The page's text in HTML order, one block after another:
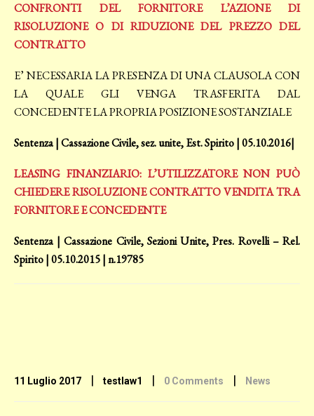
CONFRONTI DEL FORNITORE L’AZIONE DI
RISOLUZIONE O DI RIDUZIONE DEL PREZZO DEL
CONTRATTO
E’ NECESSARIA LA PRESENZA DI UNA CLAUSOLA CON
LA QUALE GLI VENGA TRASFERITA DAL
CONCEDENTE LA PROPRIA POSIZIONE SOSTANZIALE
Sentenza | Cassazione Civile, sez. unite, Est. Spirito | 05.10.2016|
LEASING FINANZIARIO: L’UTILIZZATORE NON PUÒ
CHIEDERE RISOLUZIONE CONTRATTO VENDITA TRA
FORNITORE E CONCEDENTE
Sentenza | Cassazione Civile, Sezioni Unite, Pres. Rovelli – Rel.
Spirito | 05.10.2015 | n.19785
11 Luglio 2017 | testlaw1 | 0 Comments | News